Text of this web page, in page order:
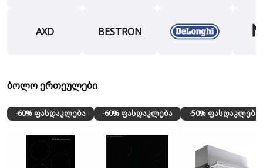
AXD BESTRON
ბოლო ერთეულები
-60% ფასდაკლება -60% ფასდაკლება -50% ფასდაკლება